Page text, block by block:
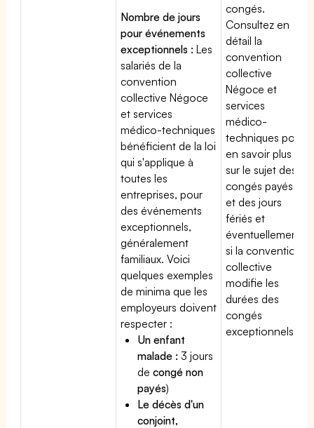
Nombre de jours
pour événements
exceptionnels : Les
salariés de la
convention
collective Négoce
et services
médico-techniques
bénéficient de la loi
qui s'applique à
toutes les
entreprises, pour
des événements
exceptionnels,
généralement
familiaux. Voici
quelques exemples
de minima que les
employeurs doivent
respecter :
Un enfant
malade : 3 jours
decongé non
payés)
Le décès d'un
conjoint,
congés.
Consultez en
détail la
convention
collective
Négoce et
services
médico-
techniques pour
en savoir plus
sur le sujet des
congés payés
et des jours
fériés et
éventuellement
si la convention
collective
modifie les
durées des
congés
exceptionnels.